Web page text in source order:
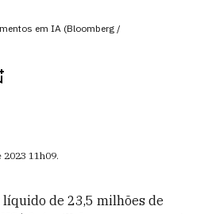
em IA (Bloomberg /
2023 11h09.
de 23,5 milhões de